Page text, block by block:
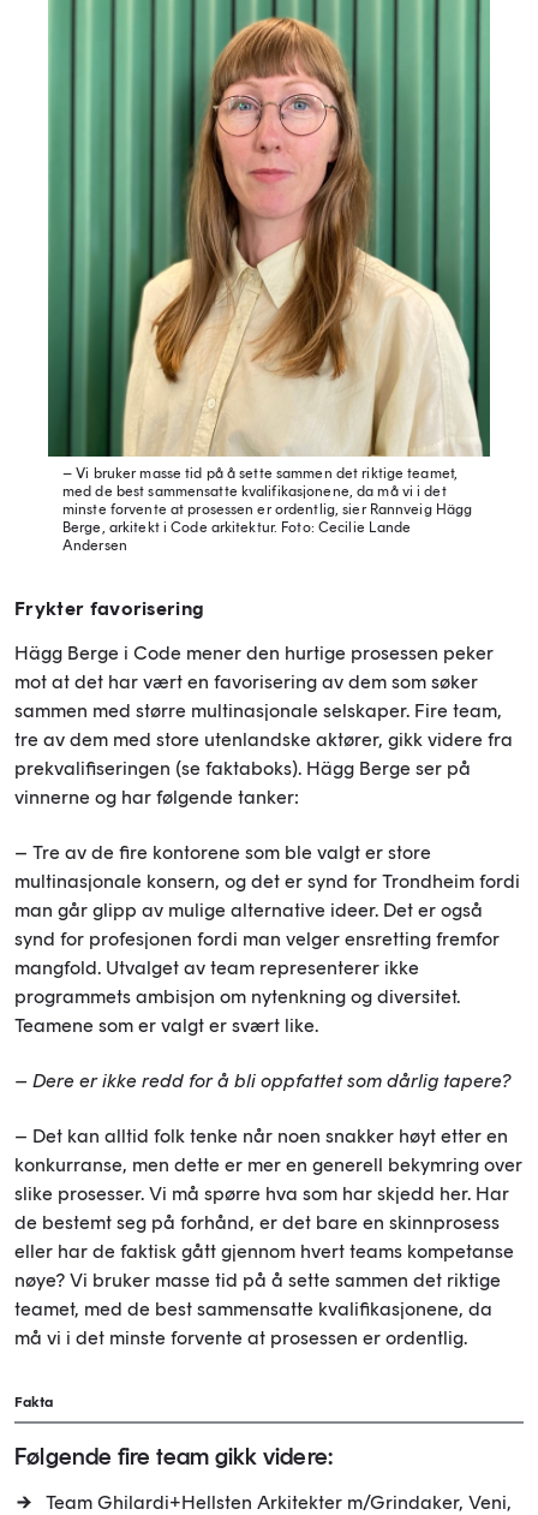
– Vi bruker masse tid på å sette sammen det riktige teamet,
med de best sammensatte kvalifikasjonene, da må vi i det
minste forvente at prosessen er ordentlig, sier Rannveig Hägg
Berge, arkitekt i Code arkitektur. Foto: Cecilie Lande
Andersen
Frykter favorisering
Hägg Berge i Code mener den hurtige prosessen peker
mot at det har vært en favorisering av dem som søker
sammen med større multinasjonale selskaper. Fire team,
tre av dem med store utenlandske aktører, gikk videre fra
prekvalifiseringen (se faktaboks). Hägg Berge ser på
vinnerne og har følgende tanker:
– Tre av de fire kontorene som ble valgt er store
multinasjonale konsern, og det er synd for Trondheim fordi
man går glipp av mulige alternative ideer. Det er også
synd for profesjonen fordi man velger ensretting fremfor
mangfold. Utvalget av team representerer ikke
programmets ambisjon om nytenkning og diversitet.
Teamene som er valgt er svært like.
– Dere er ikke redd for å bli oppfattet som dårlig tapere?
– Det kan alltid folk tenke når noen snakker høyt etter en
konkurranse, men dette er mer en generell bekymring over
slike prosesser. Vi må spørre hva som har skjedd her. Har
de bestemt seg på forhånd, er det bare en skinnprosess
eller har de faktisk gått gjennom hvert teams kompetanse
nøye? Vi bruker masse tid på å sette sammen det riktige
teamet, med de best sammensatte kvalifikasjonene, da
må vi i det minste forvente at prosessen er ordentlig.
Fakta
Følgende fire team gikk videre:
Team Ghilardi+Hellsten Arkitekter m/Grindaker, Veni,